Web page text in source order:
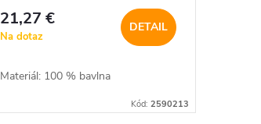
21,27 €
Na dotaz
DETAIL
Materiál: 100 % bavlna
Kód: 2590213